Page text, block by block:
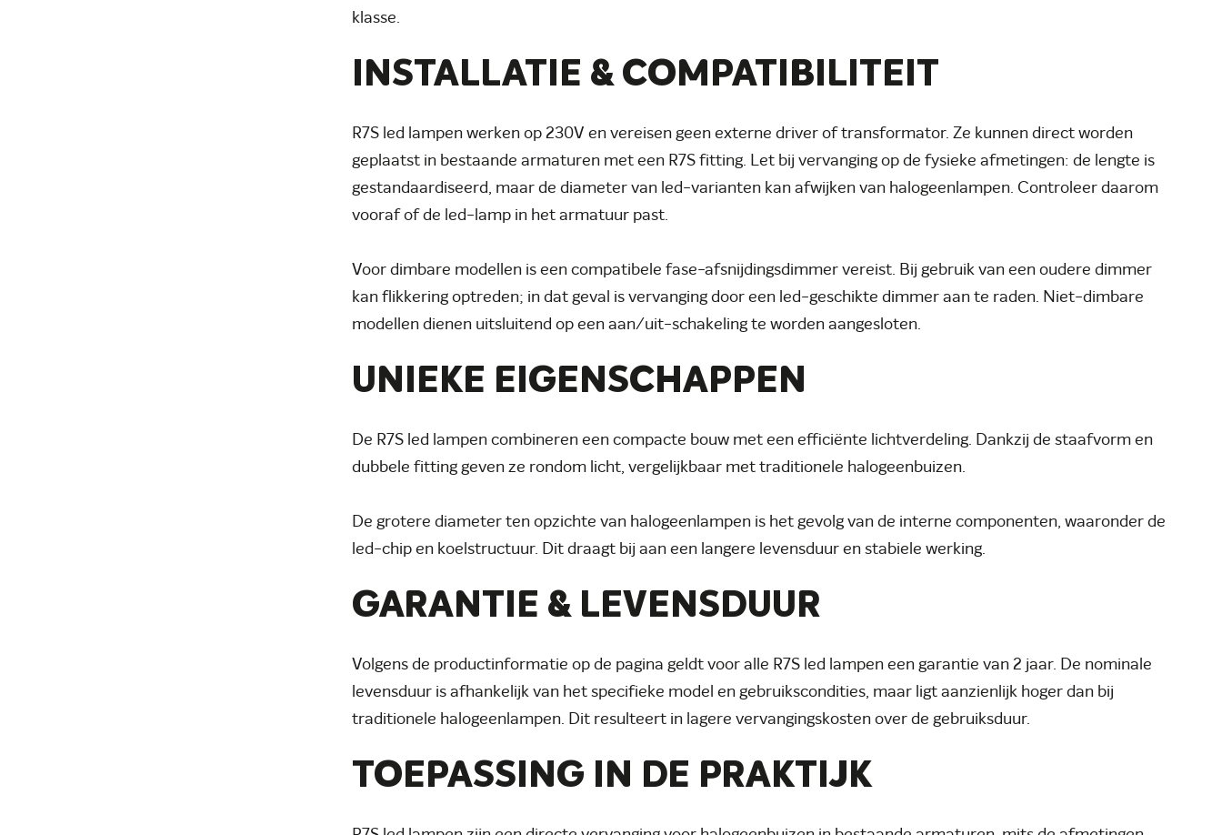
klasse.
INSTALLATIE & COMPATIBILITEIT
R7S led lampen werken op 230V en vereisen geen externe driver of transformator. Ze kunnen direct worden
geplaatst in bestaande armaturen met een R7S fitting. Let bij vervanging op de fysieke afmetingen: de lengte is
gestandaardiseerd, maar de diameter van led-varianten kan afwijken van halogeenlampen. Controleer daarom
vooraf of de led-lamp in het armatuur past.
Voor dimbare modellen is een compatibele fase-afsnijdingsdimmer vereist. Bij gebruik van een oudere dimmer
kan flikkering optreden; in dat geval is vervanging door een led-geschikte dimmer aan te raden. Niet-dimbare
modellen dienen uitsluitend op een aan/uit-schakeling te worden aangesloten.
UNIEKE EIGENSCHAPPEN
De R7S led lampen combineren een compacte bouw met een efficiënte lichtverdeling. Dankzij de staafvorm en
dubbele fitting geven ze rondom licht, vergelijkbaar met traditionele halogeenbuizen.
De grotere diameter ten opzichte van halogeenlampen is het gevolg van de interne componenten, waaronder de
led-chip en koelstructuur. Dit draagt bij aan een langere levensduur en stabiele werking.
GARANTIE & LEVENSDUUR
Volgens de productinformatie op de pagina geldt voor alle R7S led lampen een garantie van 2 jaar. De nominale
levensduur is afhankelijk van het specifieke model en gebruikscondities, maar ligt aanzienlijk hoger dan bij
traditionele halogeenlampen. Dit resulteert in lagere vervangingskosten over de gebruiksduur.
TOEPASSING IN DE PRAKTIJK